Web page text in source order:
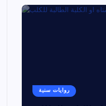
روايات سنية